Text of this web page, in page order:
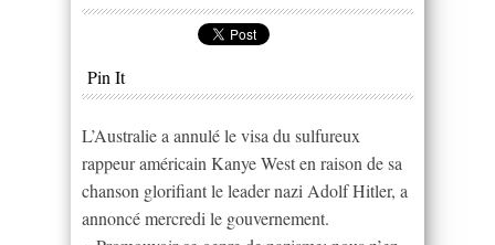
Pin It
L’Australie a annulé le visa du sulfureux
rappeur américain Kanye West en raison de sa
chanson glorifiant le leader nazi Adolf Hitler, a
annoncé mercredi le gouvernement.